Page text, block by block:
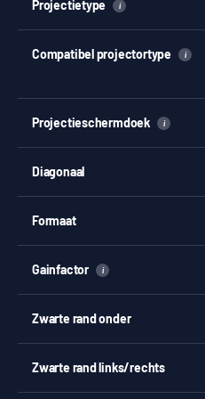
Projectietype i
Compatibel projectortype i
Projectieschermdoek i
Diagonaal
Formaat
Gainfactor i
Zwarte rand onder
Zwarte rand links/rechts